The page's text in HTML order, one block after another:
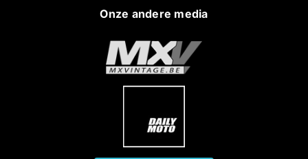
Onze andere media